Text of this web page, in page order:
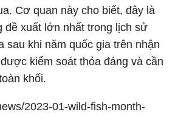
Cơ quan này cho biết, đây là
đề xuất lớn nhất trong lịch sử
sau khi năm quốc gia trên nhận
kiểm soát thỏa đáng và cần
khối.
2023-01-wild-fish-month-